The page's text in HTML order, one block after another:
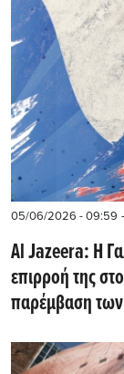
05/06/2026 - 09:59
Al Jazeera: Η
επιρροή της
παρέμβαση